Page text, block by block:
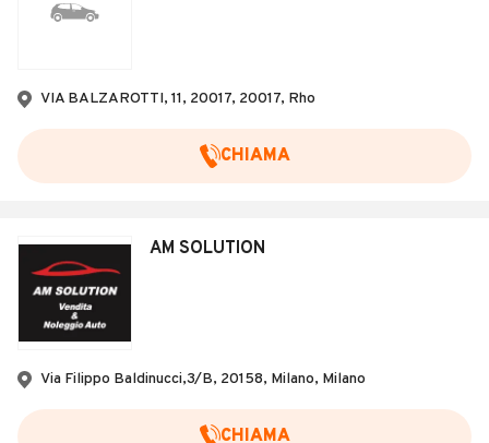
VIA BALZAROTTI, 11, 20017, 20017, Rho
CHIAMA
AM SOLUTION
Via Filippo Baldinucci,3/B, 20158, Milano, Milano
CHIAMA